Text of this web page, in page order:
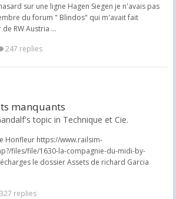
sur une ligne Hagen Siegen je n'avais pas
du forum " Blindos" qui m'avait fait
RW Austria ...
247 replies
manquants
topic in Technique et Cie.
Honfleur https://www.railsim-
files/file/1630-la-compagnie-du-midi-by-
le dossier Assets de richard Garcia
replies